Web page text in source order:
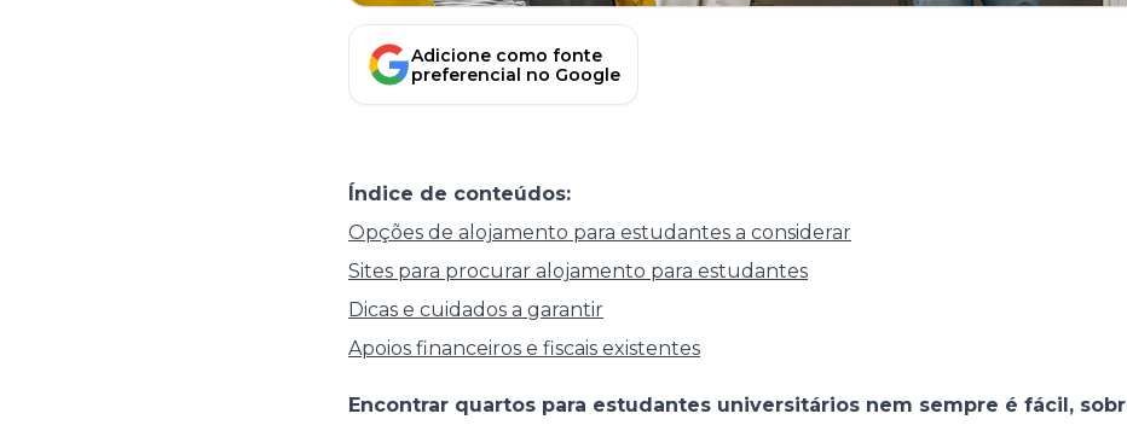
Adicione como fonte
preferencial no Google
Índice de conteúdos:
Opções de alojamento para estudantes a considerar
Sites para procurar alojamento para estudantes
Dicas e cuidados a garantir
Apoios financeiros e fiscais existentes
Encontrar quartos para estudantes universitários nem sempre é fácil,